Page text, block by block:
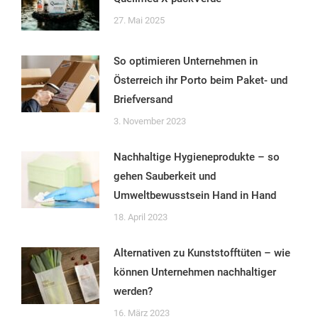
27. Mai 2025
So optimieren Unternehmen in
Österreich ihr Porto beim Paket- und
Briefversand
3. November 2023
Nachhaltige Hygieneprodukte – so
gehen Sauberkeit und
Umweltbewusstsein Hand in Hand
18. April 2023
Alternativen zu Kunststofftüten – wie
können Unternehmen nachhaltiger
werden?
16. März 2023